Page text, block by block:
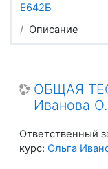
Е642Б
Описание
ОБЩАЯ
Иванова
Ответственный
курс: Ольга